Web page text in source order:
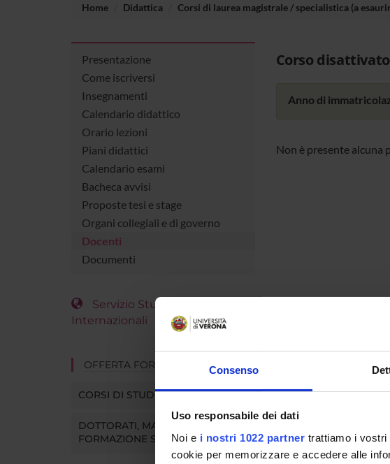
Consenso
Uso responsabile dei dati
Noi e i nostri 1022 partner trattiamo i vostri
cookie per memorizzare e accedere alle
Home Didattica Corsi di laurea magistrale / specialistica (a
Presentazione
Come iscriversi
Insegnamenti
Calendario didattico
Orario lezioni
Piani didattici
Calendario esami
Bacheca avvisi
Proposte tesi e stage
Organi collegiali e di governo
Docenti
Documenti
Servizio Studenti
Internazionali
OFFERTA FORMATIVA
CORSI DI STUDIO
DOTTORATI, MASTER E
FORMAZIONE SUPERIORE
Corso disattivato
Anno di
Non è presente alcuna